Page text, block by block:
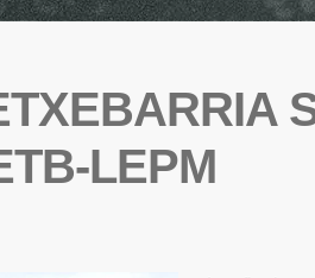
LEPM